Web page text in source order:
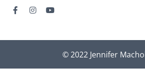
© 2022 Jennifer